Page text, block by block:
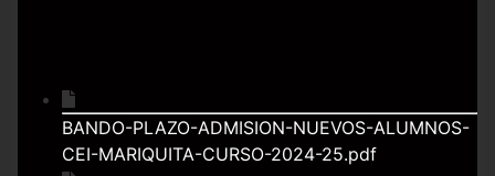
BANDO-PLAZO-ADMISION-NUEVOS-ALUMNOS-
CEI-MARIQUITA-CURSO-2024-25.pdf